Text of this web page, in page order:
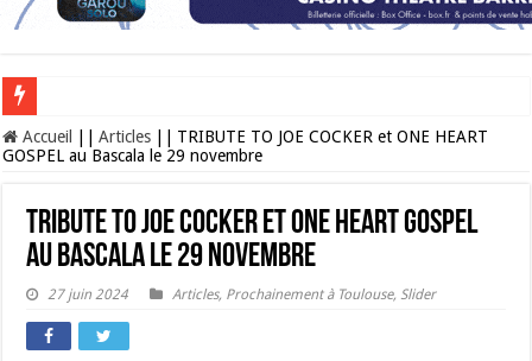
Les Nocturnes de la Cité de l’espace 2026 : l’événement incontournable de
Accueil Articles
TRIBUTE TO JOE COCKER et ONE HEART
GOSPEL au Bascala le 29 novembre
TRIBUTE TO JOE COCKER et ONE HEART GOSPEL
au Bascala le 29 novembre
27 juin 2024 Articles, Prochainement à Toulouse, Slider